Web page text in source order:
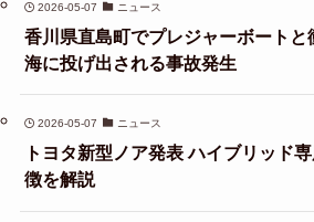
2026-05-07 ニュース
香川県直島町でプレジャーボート
海に投げ出される事故発生
2026-05-07 ニュース
トヨタ新型ノア発表 ハイブリッド
徴を解説